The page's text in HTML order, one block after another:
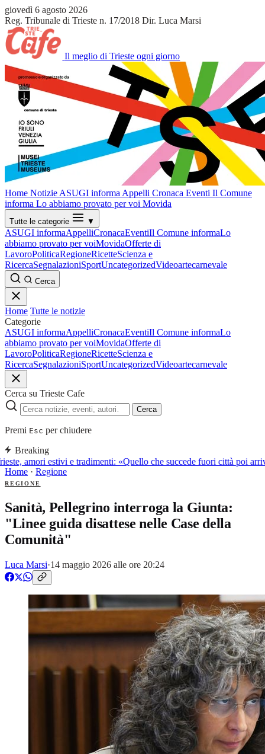
giovedì 6 agosto 2026
Reg. Tribunale di Trieste n. 17/2018 Dir. Luca Marsi
Il meglio di Trieste ogni giorno
Home Notizie ASUGI informa Appelli Cronaca Eventi Il Comune
informa Lo abbiamo provato per voi Movida
Tutte le categorie ▼
ASUGI informaAppelliCronacaEventiIl Comune informaLo
abbiamo provato per voiMovidaOfferte di
LavoroPoliticaRegioneRicetteScienza e
RicercaSegnalazioniSportUncategorizedVideoartecarnevale
Cerca
Home Tutte le notizie
Categorie
ASUGI informaAppelliCronacaEventiIl Comune informaLo
abbiamo provato per voiMovidaOfferte di
LavoroPoliticaRegioneRicetteScienza e
RicercaSegnalazioniSportUncategorizedVideoartecarnevale
Cerca su Trieste Cafe
Cerca
Premi Esc per chiudere
Breaking
amori estivi e tradimenti: «Quello che succede fuori città poi
Home · Regione
REGIONE
Sanità, Pellegrino interroga la Giunta:
"Linee guida disattese nelle Case della
Comunità"
Luca Marsi·14 maggio 2026 alle ore 20:24